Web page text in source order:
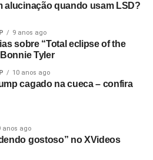
alucinação quando usam LSD?
9 anos ago
sobre “Total eclipse of the
Tyler
10 anos ago
cagado na cueca – confira
anos ago
gostoso” no XVideos